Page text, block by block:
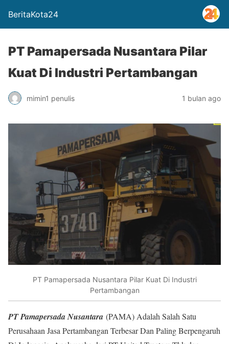
BeritaKota24
PT Pamapersada Nusantara Pilar
Kuat Di Industri Pertambangan
mimin1 penulis 1 bulan ago
PT Pamapersada Nusantara Pilar Kuat Di Industri
Pertambangan
PT Pamapersada Nusantara (PAMA) Adalah Salah Satu
Perusahaan Jasa Pertambangan Terbesar Dan Paling Berpengaruh